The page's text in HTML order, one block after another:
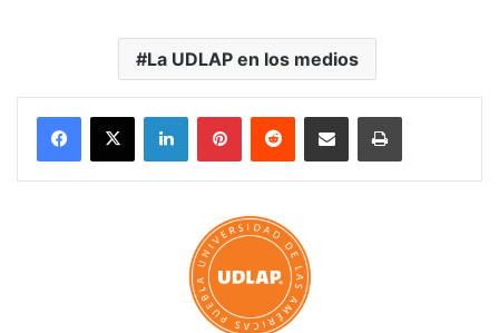
La UDLAP en los medios
LinkedInPinterestReddit Share via Email Print